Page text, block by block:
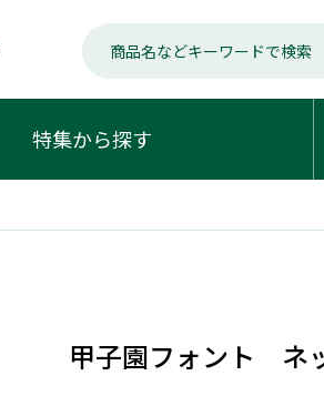
特集から探す
甲子園フォント ネ